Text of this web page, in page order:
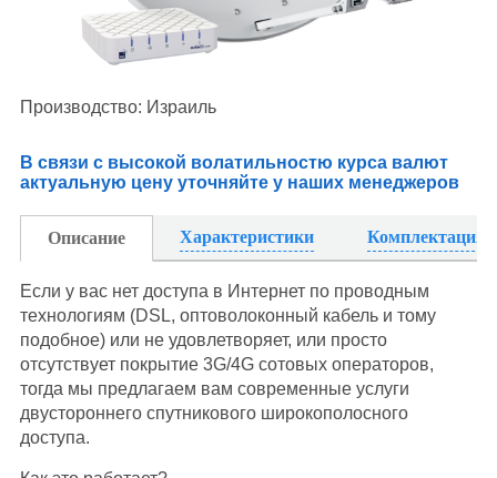
Производство: Израиль
В связи с высокой волатильностю курса валют
актуальную цену уточняйте у наших менеджеров
Описание Характеристики Комплектация
Если у вас нет доступа в Интернет по проводным
технологиям (DSL, оптоволоконный кабель и тому
подобное) или не удовлетворяет, или просто
отсутствует покрытие 3G/4G сотовых операторов,
тогда мы предлагаем вам современные услуги
двустороннего спутникового широкополосного
доступа.